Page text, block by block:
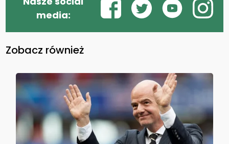
media:
Zobacz również